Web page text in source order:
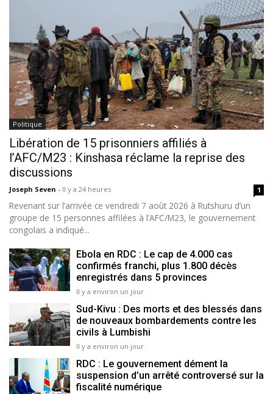
Politique
Libération de 15 prisonniers affiliés à
l’AFC/M23 : Kinshasa réclame la reprise des
discussions
Joseph Seven - Il y a 24 heures 1
Revenant sur l’arrivée ce vendredi 7 août 2026 à Rutshuru d’un
groupe de 15 personnes affilées à l’AFC/M23, le gouvernement
congolais a indiqué...
Ebola en RDC : Le cap de 4.000 cas
confirmés franchi, plus 1.800 décès
enregistrés dans 5 provinces
Il y a environ un jour
Sud-Kivu : Des morts et des blessés dans
de nouveaux bombardements contre les
civils à Lumbishi
Il y a environ un jour
RDC : Le gouvernement dément la
suspension d’un arrêté controversé sur la
fiscalité numérique